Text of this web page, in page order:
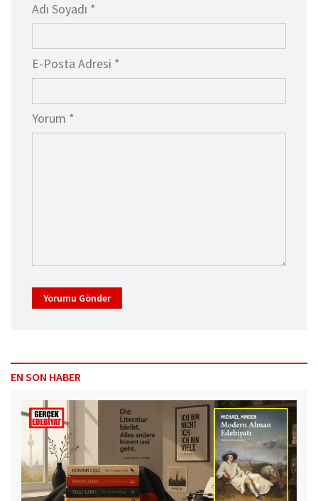
Adı Soyadı *
E-Posta Adresi *
Yorum *
Yorumu Gönder
EN SON HABER